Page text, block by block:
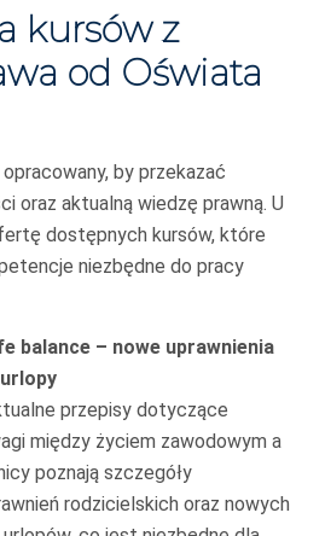
kursów z
od Oświata
by przekazać
oraz aktualną wiedzę prawną. U
dostępnych kursów, które
niezbędne do pracy
balance – nowe uprawnienia
przepisy dotyczące
między życiem zawodowym a
poznają szczegóły
rodzicielskich oraz nowych